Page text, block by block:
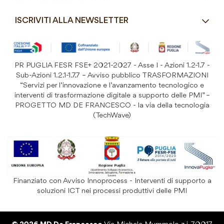
Detergenza e Attrezzatura
Festività
Prodotti Riutilizzabili
Costi di Spedizione
ISCRIVITI ALLA NEWSLETTER
alla
Newsletter:
ISCRIVITI
PR PUGLIA FESR FSE+ 2021-2027 - Asse I - Azioni 1.2-1.7 -
Sub-Azioni 1.2.1-1.7.7 – Avviso pubblico TRASFORMAZIONI
“Servizi per l’innovazione e l’avanzamento tecnologico e
interventi di trasformazione digitale a supporto delle PMI” –
PROGETTO MD DE FRANCESCO - la via della tecnologia
(TechWave)
Finanziato con Avviso Innoprocess - Interventi di supporto a
soluzioni ICT nei processi produttivi delle PMI